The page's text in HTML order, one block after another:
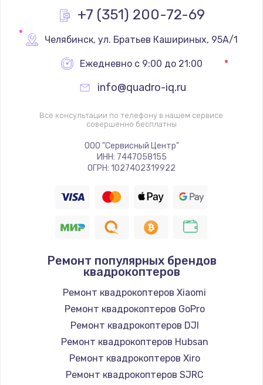
+7 (351) 200-72-69
Челябинск, ул. Братьев Кашириных, 95А/1
Ежедневно с 9:00 до 21:00
info@quadro-iq.ru
Все консультации по телефону в нашем сервисе
совершенно бесплатны
ООО "Сервисный Центр"
ИНН: 7447058155
ОГРН: 1027402319922
Ремонт популярных брендов
квадрокоптеров
Ремонт квадрокоптеров Xiaomi
Ремонт квадрокоптеров GoPro
Ремонт квадрокоптеров DJI
Ремонт квадрокоптеров Hubsan
Ремонт квадрокоптеров Xiro
Ремонт квадрокоптеров SJRC